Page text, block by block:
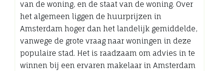
van de woning, en de staat van de woning. Over
het algemeen liggen de huurprijzen in
Amsterdam hoger dan het landelijk gemiddelde,
vanwege de grote vraag naar woningen in deze
populaire stad. Het is raadzaam om advies in te
winnen bij een ervaren makelaar in Amsterdam